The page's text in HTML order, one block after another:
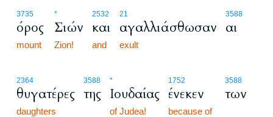
3735
όρος
mount
*
Σιών
Zion!
2532
και
and
21
αγαλλιάσθωσαν
exult
3588
αι
2364
θυγατέρες
daughters
3588
της
*
Ιουδαίας
of Judea!
1752
ένεκεν
because of
3588
των